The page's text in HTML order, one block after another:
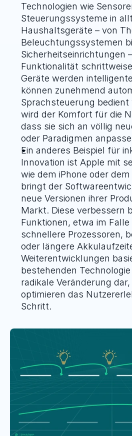
Technologien wie
Steuerungssysteme in
Haushaltsgeräte – von
Beleuchtungssystemen
Sicherheitseinrichtungen
Funktionalität
Geräte werden
können zunehmend
Sprachsteuerung bedient
wird der Komfort für die
dass sie sich an völlig
oder Paradigmen
Ein anderes Beispiel für
Innovation ist Apple mit
wie dem iPhone oder
bringt der
neue Versionen ihrer
Markt. Diese verbessern
Funktionen, etwa im
schnellere Prozessoren,
oder längere
Weiterentwicklungen
bestehenden
radikale Veränderung
optimieren das
Schritt.